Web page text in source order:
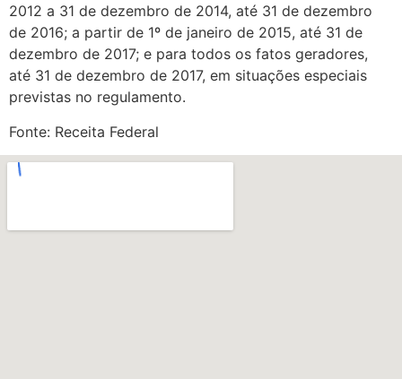
2012 a 31 de dezembro de 2014, até 31 de dezembro
de 2016; a partir de 1º de janeiro de 2015, até 31 de
dezembro de 2017; e para todos os fatos geradores,
até 31 de dezembro de 2017, em situações especiais
previstas no regulamento.
Fonte: Receita Federal